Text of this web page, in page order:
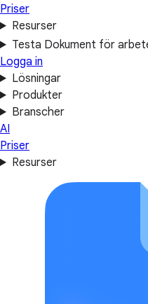
Priser
Resurser
Testa Dokument för
Logga in
Lösningar
Produkter
Branscher
AI
Priser
Resurser